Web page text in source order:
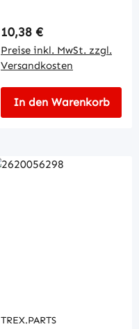
Regulärer Preis:
10,38 €
Preise inkl. MwSt. zzgl.
Versandkosten
In den Warenkorb
TREX.PARTS